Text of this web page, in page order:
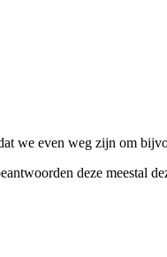
we even weg zijn om
deze meestal